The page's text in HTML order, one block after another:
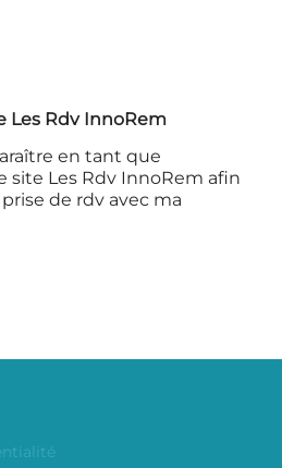
Les Rdv InnoRem
en tant que
site Les Rdv InnoRem afin
de rdv avec ma